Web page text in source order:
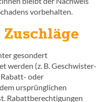
vorbehalten.
gesondert
werden (z. B. Geschwister-
oder
ursprünglichen
Rabattberechtigungen